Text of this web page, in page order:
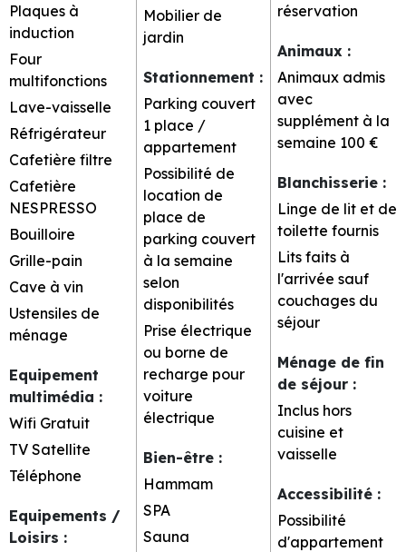
Plaques à
induction
Four
multifonctions
Lave-vaisselle
Réfrigérateur
Cafetière filtre
Cafetière
NESPRESSO
Bouilloire
Grille-pain
Cave à vin
Ustensiles de
ménage
Equipement
multimédia :
Wifi Gratuit
TV Satellite
Téléphone
Equipements /
Loisirs :
Mobilier de
jardin
Stationnement :
Parking couvert
1 place /
appartement
Possibilité de
location de
place de
parking couvert
à la semaine
selon
disponibilités
Prise électrique
ou borne de
recharge pour
voiture
électrique
Bien-être :
Hammam
SPA
Sauna
réservation
Animaux :
Animaux admis
avec
supplément à la
semaine 100 €
Blanchisserie :
Linge de lit et de
toilette fournis
Lits faits à
l'arrivée sauf
couchages du
séjour
Ménage de fin
de séjour :
Inclus hors
cuisine et
vaisselle
Accessibilité :
Possibilité
d'appartement